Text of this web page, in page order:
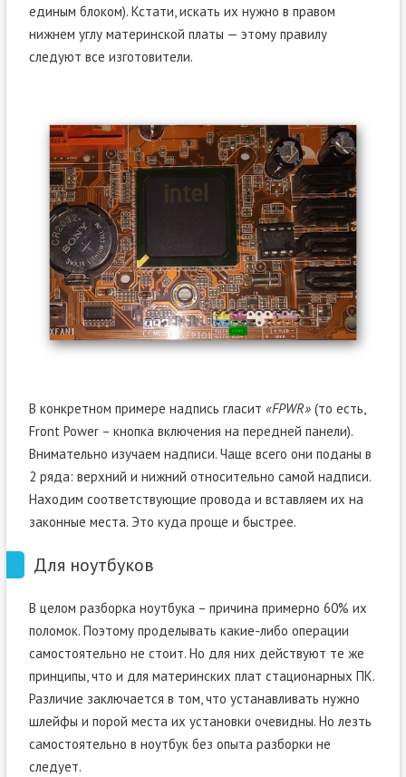
единым блоком). Кстати, искать их нужно в правом
нижнем углу материнской платы — этому правилу
следуют все изготовители.
В конкретном примере надпись гласит «FPWR»(то есть,
Front Power – кнопка включения на передней панели).
Внимательно изучаем надписи. Чаще всего они поданы в
2 ряда: верхний и нижний относительно самой надписи.
Находим соответствующие провода и вставляем их на
законные места. Это куда проще и быстрее.
Для ноутбуков
В целом разборка ноутбука – причина примерно 60% их
поломок. Поэтому проделывать какие-либо операции
самостоятельно не стоит. Но для них действуют те же
принципы, что и для материнских плат стационарных ПК.
Различие заключается в том, что устанавливать нужно
шлейфы и порой места их установки очевидны. Но лезть
самостоятельно в ноутбук без опыта разборки не
следует.